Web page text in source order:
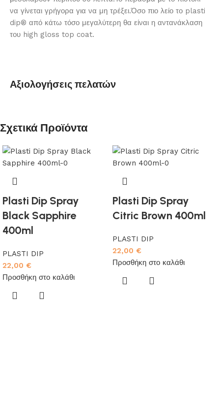
να γίνεται γρήγορα για να μη τρέξει.Όσο πιο λείο το plasti
dip® από κάτω τόσο μεγαλύτερη θα είναι η αντανάκλαση
του high gloss top coat.
Αξιολογήσεις πελατών
Σχετικά Προϊόντα
Plasti Dip Spray
Black Sapphire
400ml
PLASTI DIP
22,00 €
Προσθήκη στο καλάθι
Plasti Dip Spray
Citric Brown 400ml
PLASTI DIP
22,00 €
Προσθήκη στο καλάθι